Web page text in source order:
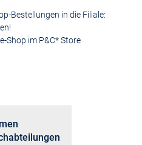
Bestellungen in die Filiale:
Shop im P&C* Store